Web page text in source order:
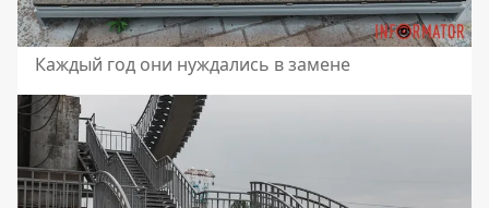
Каждый год они нуждались в замене